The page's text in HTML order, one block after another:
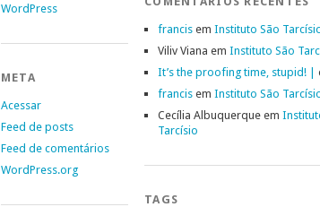
WordPress
META
Acessar
Feed de posts
Feed de comentários
WordPress.org
francis em Instituto São
Viliv Viana em Instituto São
It’s the proofing time, stupid! |
francis em Instituto São
Cecília Albuquerque em
Tarcísio
TAGS